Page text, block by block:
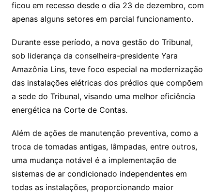
ficou em recesso desde o dia 23 de dezembro, com
apenas alguns setores em parcial funcionamento.
Durante esse período, a nova gestão do Tribunal,
sob liderança da conselheira-presidente Yara
Amazônia Lins, teve foco especial na modernização
das instalações elétricas dos prédios que compõem
a sede do Tribunal, visando uma melhor eficiência
energética na Corte de Contas.
Além de ações de manutenção preventiva, como a
troca de tomadas antigas, lâmpadas, entre outros,
uma mudança notável é a implementação de
sistemas de ar condicionado independentes em
todas as instalações, proporcionando maior